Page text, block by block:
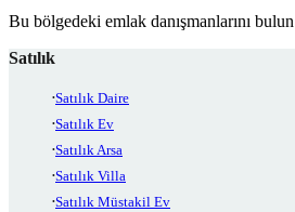
Bu bölgedeki emlak danışmanlarını bulun
Satılık
Satılık Daire
Satılık Ev
Satılık Arsa
Satılık Villa
Satılık Müstakil Ev